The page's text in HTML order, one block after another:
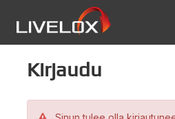
Kirjaudu